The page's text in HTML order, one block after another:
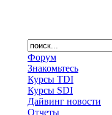
Форум
Знакомьтесь
Курсы TDI
Курсы SDI
Дайвинг новости
Отчеты